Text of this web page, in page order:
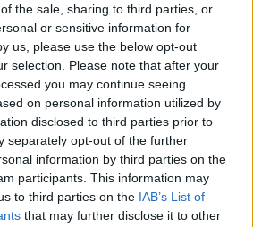
the sale, sharing to third parties, or
or sensitive information for
us, please use the below opt-out
selection. Please note that after your
you may continue seeing
on personal information utilized by
disclosed to third parties prior to
separately opt-out of the further
information by third parties on the
participants. This information may
to third parties on the IAB’s List of
that may further disclose it to other
tér 8.
Műgyűjtők Háza Kft.
Cím: Dudás Attila
Műgyűjtők Háza kft.
Budapest
1023.Bp. Zsigmond tér 11.